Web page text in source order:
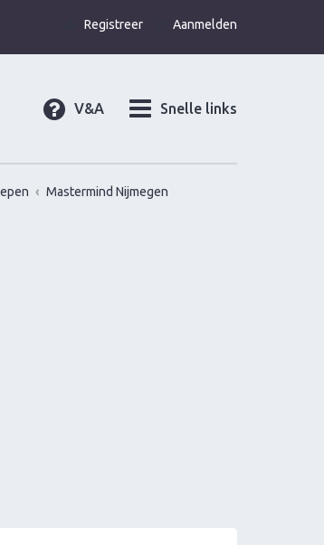
Aanmelden
Registreer
Snelle links
V&A
Mastermind Nijmegen